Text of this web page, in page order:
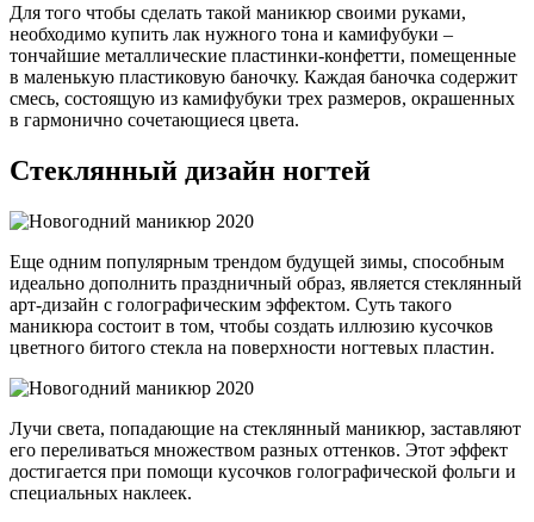
Для того чтобы сделать такой маникюр своими руками,
необходимо купить лак нужного тона и камифубуки –
тончайшие металлические пластинки-конфетти, помещенные
в маленькую пластиковую баночку. Каждая баночка содержит
смесь, состоящую из камифубуки трех размеров, окрашенных
в гармонично сочетающиеся цвета.
Стеклянный дизайн ногтей
Еще одним популярным трендом будущей зимы, способным
идеально дополнить праздничный образ, является стеклянный
арт-дизайн с голографическим эффектом. Суть такого
маникюра состоит в том, чтобы создать иллюзию кусочков
цветного битого стекла на поверхности ногтевых пластин.
Лучи света, попадающие на стеклянный маникюр, заставляют
его переливаться множеством разных оттенков. Этот эффект
достигается при помощи кусочков голографической фольги и
специальных наклеек.